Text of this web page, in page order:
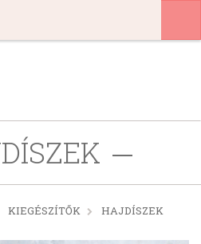
KIEGÉSZÍTŐK HAJDÍSZEK